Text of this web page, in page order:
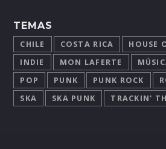
TEMAS
CHILE COSTA RICA
HOUSE
INDIE
MON LAFERTE
POP
PUNK PUNK ROCK
SKA
SKA PUNK TRACKIN'